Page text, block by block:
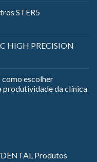
STER5
HIGH PRECISION
escolher
produtividade da clínica
Produtos